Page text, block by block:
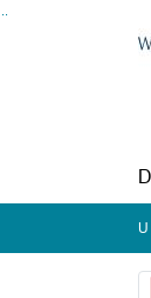
Ga naar de